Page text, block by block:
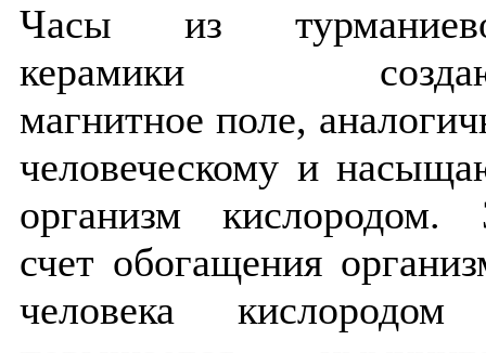
Часы из
керамики
магнитное поле,
человеческому и
организм кислородом.
счет обогащения
человека